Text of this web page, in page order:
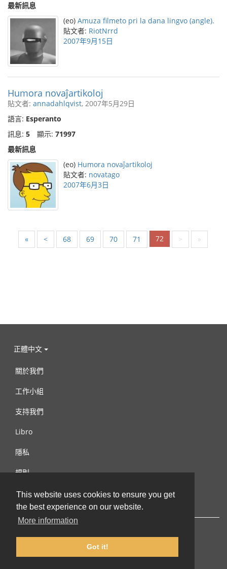
This website uses cookies to ensure you get
the best experience on our website.
More information
Got it!
最新訊息
(eo) Amuza filmeto pri la dana lingvo (angle).
貼文者: RiotNrrd
2007年9月15日
Humora novaĵartikoloj
貼文者: annadahlqvist, 2007年5月29日
語言: Esperanto
訊息: 5 顯示: 71997
最新訊息
(eo) Humora novaĵartikoloj
貼文者: novatago
2007年6月3日
« < 68 69 70 71 72 > »
正體中文
關於我們
工作小組
支持我們
Libro
隱私
規則
連絡我們
© 2002-2026 lernu.net |Impressum